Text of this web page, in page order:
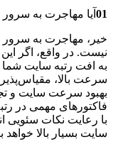
01 آیا مهاجرت به
خیر، مهاجرت به سرور
نیست. در واقع، اگر
به افت رتبه سایت شما
سرعت بالا،
بهبود سرعت سایت و
فاکتورهای مهمی در
با رعایت نکات سئویی
سایت بسیار بالا خواهد